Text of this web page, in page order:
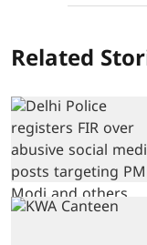
Related